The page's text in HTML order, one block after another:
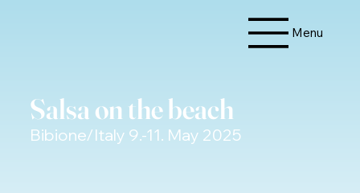
Menu
Salsa on the beach
Bibione/Italy 9.-11. May 2025